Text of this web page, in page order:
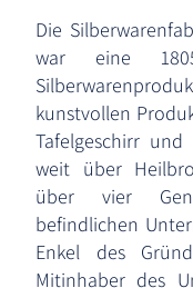
Die
war eine
kunstvollen
Tafelgeschirr und
weit über
über vier
befindlichen
Enkel des
Mitinhaber des